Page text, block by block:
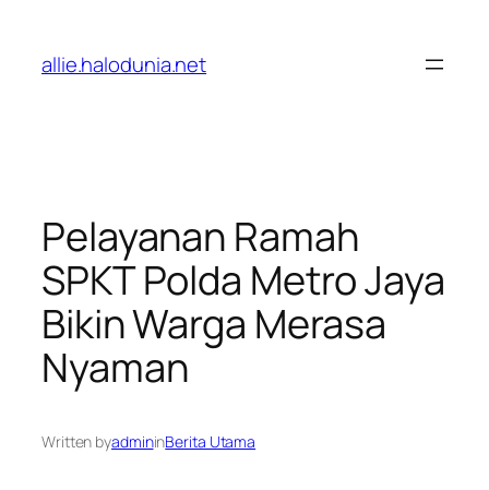
konten
allie.halodunia.net
Pelayanan Ramah
SPKT Polda Metro Jaya
Bikin Warga Merasa
Nyaman
Written byadmininBerita Utama